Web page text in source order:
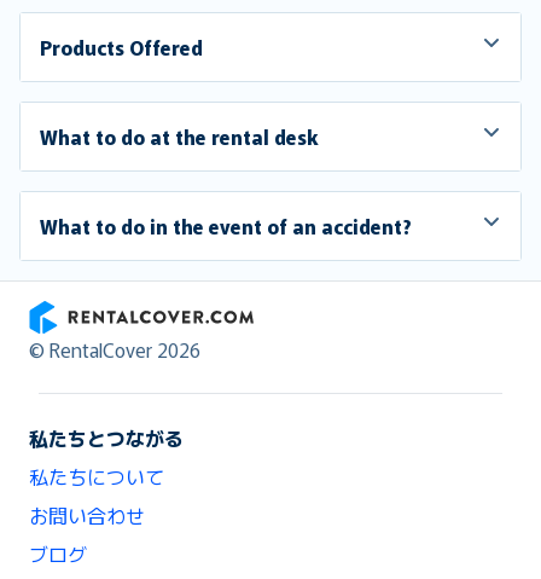
Products Offered
What to do at the rental desk
What to do in the event of an accident?
RentalCover
© RentalCover 2026
私たちとつながる
私たちについて
お問い合わせ
ブログ